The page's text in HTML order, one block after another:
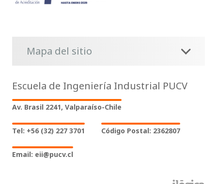
Mapa del sitio
Escuela de Ingeniería Industrial PUCV
Av. Brasil 2241, Valparaíso-Chile
Tel: +56 (32) 227 3701 Código Postal: 2362807
Email: eii@pucv.cl